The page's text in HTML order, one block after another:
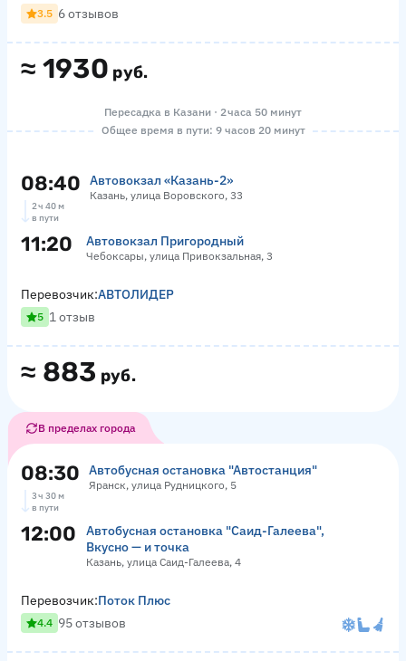
≈ 1930 руб.
3.5 6 отзывов
Пересадка в Казани · 2 часа 50 минут
Общее время в пути: 9 часов 20 минут
08:40 Автовокзал «‎Казань-2»
Казань, улица Воровского, 33
2 ч 40 м
в пути
11:20 Автовокзал Пригородный
Чебоксары, улица Привокзальная, 3
≈ 883 руб.
Перевозчик:АВТОЛИДЕР
5 1 отзыв
В пределах города
08:30 Автобусная остановка "Автостанция"
Яранск, улица Рудницкого, 5
3 ч 30 м
в пути
12:00
Автобусная остановка "Саид-Галеева",
Вкусно — и точка
Казань, улица Саид-Галеева, 4
Перевозчик:Поток Плюс
4.4 95 отзывов